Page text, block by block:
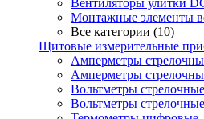
Вентиляторы улитки
Монтажные элементы
Все категории (10)
Щитовые измерительные
Амперметры
Амперметры
Вольтметры
Вольтметры